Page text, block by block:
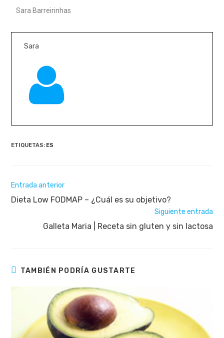
Sara Barreirinhas
Sara
ETIQUETAS: ES
Entrada anterior
Dieta Low FODMAP – ¿Cuál es su objetivo?
Siguiente entrada
Galleta Maria | Receta sin gluten y sin lactosa
TAMBIÉN PODRÍA GUSTARTE